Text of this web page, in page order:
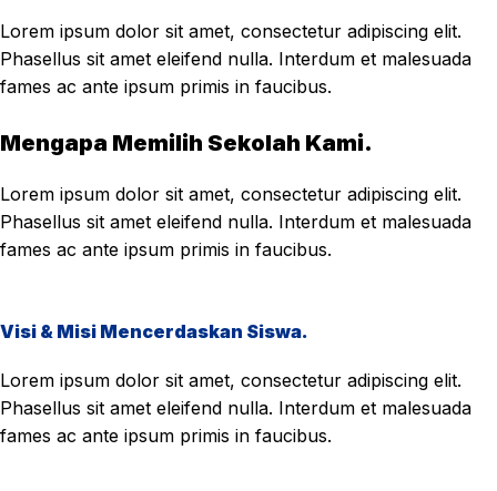
Lorem ipsum dolor sit amet, consectetur adipiscing elit.
Phasellus sit amet eleifend nulla. Interdum et malesuada
fames ac ante ipsum primis in faucibus.
Mengapa Memilih Sekolah Kami.
Lorem ipsum dolor sit amet, consectetur adipiscing elit.
Phasellus sit amet eleifend nulla. Interdum et malesuada
fames ac ante ipsum primis in faucibus.
Visi & Misi Mencerdaskan Siswa.
Lorem ipsum dolor sit amet, consectetur adipiscing elit.
Phasellus sit amet eleifend nulla. Interdum et malesuada
fames ac ante ipsum primis in faucibus.